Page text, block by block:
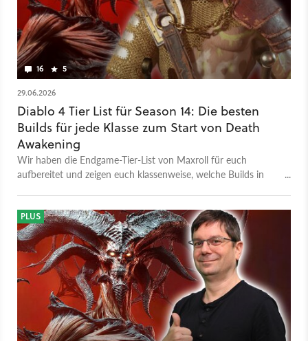
16 5
29.06.2026
Diablo 4 Tier List für Season 14: Die besten
Builds für jede Klasse zum Start von Death
Awakening
Wir haben die Endgame-Tier-List von Maxroll für euch
aufbereitet und zeigen euch klassenweise, welche Builds in
PLUS